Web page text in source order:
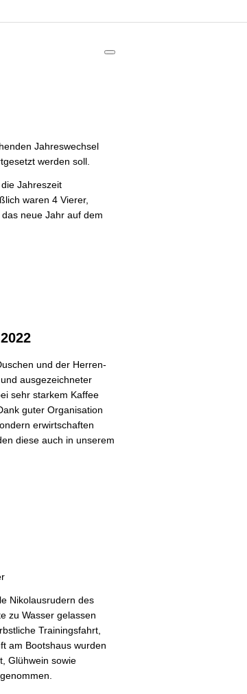
Jahreswechsel
werden soll.
Jahreszeit
waren 4 Vierer,
neue Jahr auf dem
und der Herren-
ausgezeichneter
sehr starkem Kaffee
guter Organisation
erwirtschaften
diese auch in unserem
Nikolausrudern des
zu Wasser gelassen
Trainingsfahrt,
am Bootshaus wurden
Glühwein sowie